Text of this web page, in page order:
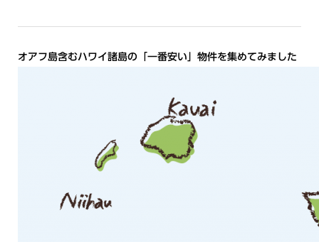
オアフ島含むハワイ諸島の「一番安い」物件を集めてみました